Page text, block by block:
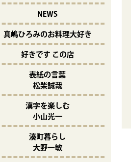
NEWS
真嶋ひろみのお料理大好き
好きです この店
表紙の言葉
松柴誠哉
漢字を楽しむ
小山光一
湊町暮らし
大野一敏